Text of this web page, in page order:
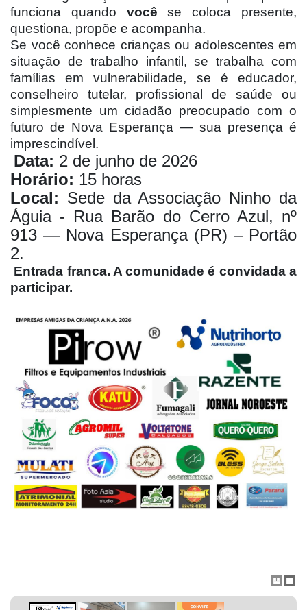
funciona quando você se coloca presente,
questiona, propõe e acompanha.
Se você conhece crianças ou adolescentes em
situação de trabalho infantil, se trabalha com
famílias em vulnerabilidade, se é educador,
conselheiro tutelar, profissional de saúde ou
simplesmente um cidadão preocupado com o
futuro de Nova Esperança — sua presença é
imprescindível.
Data: 2 de junho de 2026
Horário: 15 horas
Local: Sede da Associação Ninho da
Águia - Rua Barão do Cerro Azul, nº
913 — Nova Esperança (PR) – Portão
2.
Entrada franca. A comunidade é convidada a
participar.